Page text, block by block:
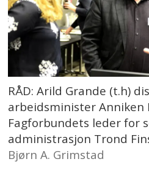
RÅD: Arild Grande (t.h)
arbeidsminister Anniken
Fagforbundets leder for
administrasjon Trond
Bjørn A. Grimstad